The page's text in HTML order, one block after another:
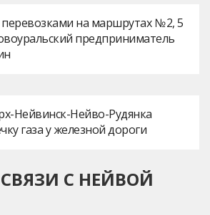
на маршрутах № 2, 5
предприниматель
Нейвинск-Нейво-Рудянка
газа у железной дороги
С НЕЙВОЙ